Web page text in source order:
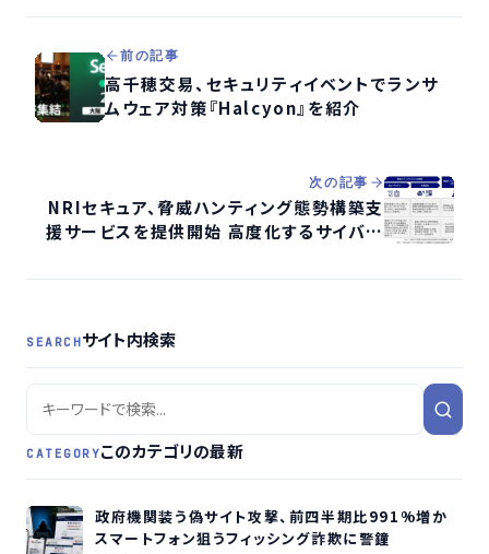
前の記事
高千穂交易、セキュリティイベントでランサ
ムウェア対策『Halcyon』を紹介
次の記事
NRIセキュア、脅威ハンティング態勢構築支
援サービスを提供開始 高度化するサイバー
SEARCHサイト内検索
CATEGORYこのカテゴリの最新
政府機関装う偽サイト攻撃、前四半期比991%増か
スマートフォン狙うフィッシング詐欺に警鐘